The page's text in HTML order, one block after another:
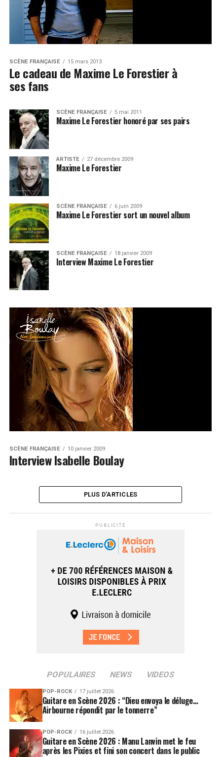
SCÈNE FRANÇAISE 15 mars 2013
Le cadeau de Maxime Le Forestier à
ses fans
SCÈNE FRANÇAISE 5 mai 2011
Maxime Le Forestier honoré par ses pairs
ARTISTE 27 décembre 2009
Maxime Le Forestier
SCÈNE FRANÇAISE 6 juin 2009
Maxime Le Forestier sort un nouvel album
SCÈNE FRANÇAISE 18 janvier 2009
Interview Maxime Le Forestier
SCÈNE FRANÇAISE 10 janvier 2009
Interview Isabelle Boulay
PLUS D’ARTICLES
PUBLICITÉ
POPULAIRES NEWS VIDEOS
POP-ROCK 17 juillet 2026
Guitare en Scène 2026 : “Dieu envoya le déluge…
Airbourne répondit par le tonnerre”
POP-ROCK 16 juillet 2026
Guitare en Scène 2026 : Manu Lanvin met le feu
après les Pixies et fini son concert dans le public